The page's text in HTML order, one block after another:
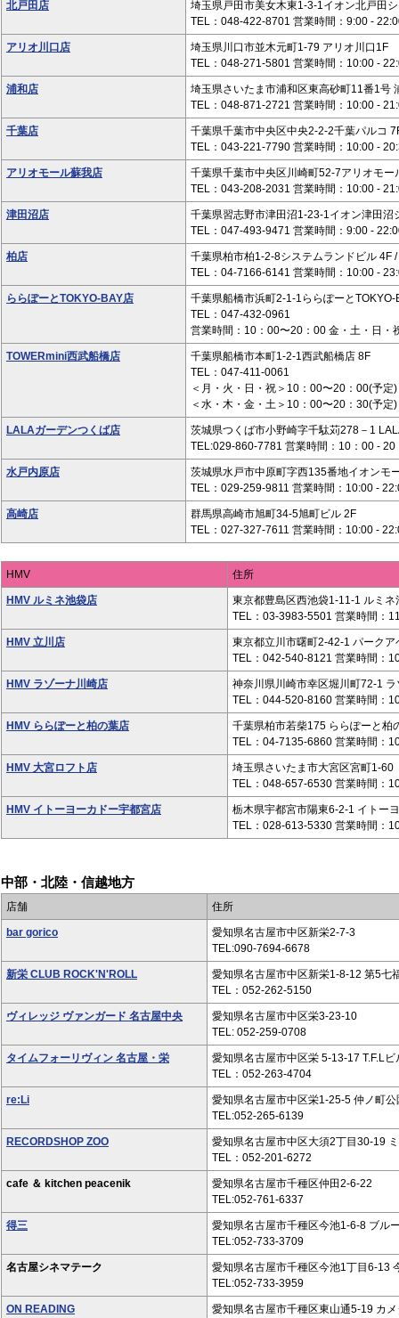
北戸田店
埼玉県戸田市美女木東1-3-1イオン北戸田
TEL：048-422-8701 営業時間：9:00 -
アリオ川口店
埼玉県川口市並木元町1-79 アリオ川口1F
TEL：048-271-5801 営業時間：10:00 -
浦和店
埼玉県さいたま市浦和区東高砂町11番1号
TEL：048-871-2721 営業時間：10:00 -
千葉店
千葉県千葉市中央区中央2-2-2千葉パルコ
TEL：043-221-7790 営業時間：10:00 -
アリオモール蘇我店
千葉県千葉市中央区川崎町52-7アリオモー
TEL：043-208-2031 営業時間：10:00 -
津田沼店
千葉県習志野市津田沼1-23-1イオン津田沼
TEL：047-493-9471 営業時間：9:00 -
柏店
千葉県柏市柏1-2-8システムランドビル 4F /
TEL：04-7166-6141 営業時間：10:00 -
ららぽーとTOKYO-BAY店
千葉県船橋市浜町2-1-1ららぽーとTOKYO-
TEL：047-432-0961
営業時間：10：00〜20：00 金・土・日・
TOWERmini西武船橋店
千葉県船橋市本町1-2-1西武船橋店 8F
TEL：047-411-0061
＜月・火・日・祝＞10：00〜20：00(予定)
＜水・木・金・土＞10：00〜20：30(予定)
LALAガーデンつくば店
茨城県つくば市小野崎字千駄苅278－1
TEL:029-860-7781 営業時間：10：00 - 20
水戸内原店
茨城県水戸市中原町字西135番地イオンモ
TEL：029-259-9811 営業時間：10:00 -
高崎店
群馬県高崎市旭町34-5旭町ビル 2F
TEL：027-327-7611 営業時間：10:00 -
HMV 住所
HMV ルミネ池袋店
東京都豊島区西池袋1-11-1 ルミネ
TEL：03-3983-5501 営業時間：
HMV 立川店
東京都立川市曙町2-42-1 パークア
TEL：042-540-8121 営業時間：
HMV ラゾーナ川崎店
神奈川県川崎市幸区堀川町72-1
TEL：044-520-8160 営業時間：
HMV ららぽーと柏の葉店
千葉県柏市若柴175 ららぽーと柏
TEL：04-7135-6860 営業時間：
HMV 大宮ロフト店
埼玉県さいたま市大宮区宮町1-
TEL：048-657-6530 営業時間：
HMV イトーヨーカドー宇都宮店
栃木県宇都宮市陽東6-2-1 イトー
TEL：028-613-5330 営業時間：
中部・北陸・信越地方
店舗 住所
bar gorico
愛知県名古屋市中区新栄2-7-3
TEL:090-7694-6678
新栄 CLUB ROCK'N'ROLL
愛知県名古屋市中区新栄1-8-12 第5七
TEL：052-262-5150
ヴィレッジ ヴァンガード 名古屋中央
愛知県名古屋市中区栄3-23-10
TEL: 052-259-0708
タイムフォーリヴィン 名古屋・栄
愛知県名古屋市中区栄 5-13-17 T.F.Lビ
TEL：052-263-4704
re:Li
愛知県名古屋市中区栄1-25-5 仲ノ町
TEL:052-265-6139
RECORDSHOP ZOO
愛知県名古屋市中区大須2丁目30‐19
TEL：052-201-6272
cafe ＆ kitchen peacenik
愛知県名古屋市千種区仲田2-6-22
TEL:052-761-6337
得三
愛知県名古屋市千種区今池1-6-8 ブル
TEL:052-733-3709
名古屋シネマテーク
愛知県名古屋市千種区今池1丁目6-13
TEL:052-733-3959
ON READING
愛知県名古屋市千種区東山通5-19 カ